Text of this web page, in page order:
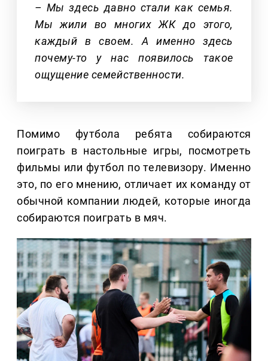
– Мы здесь давно стали как семья.
Мы жили во многих ЖК до этого,
каждый в своем. А именно здесь
почему-то у нас появилось такое
ощущение семейственности.
Помимо футбола ребята собираются
поиграть в настольные игры, посмотреть
фильмы или футбол по телевизору. Именно
это, по его мнению, отличает их команду от
обычной компании людей, которые иногда
собираются поиграть в мяч.